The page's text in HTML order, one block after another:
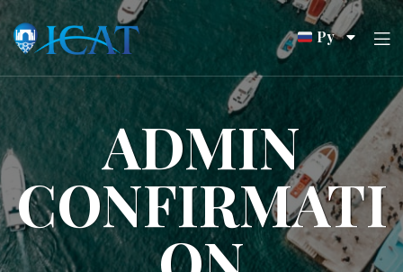
Ру
ADMIN
CONFIRMATI